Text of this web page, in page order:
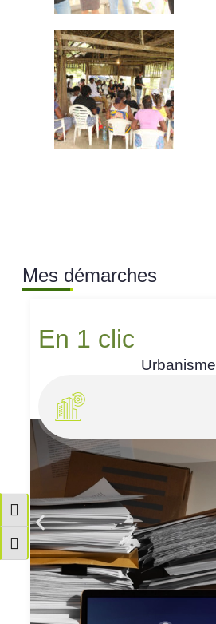
Passer en contraste élevé
Changer la taille de la police
Mes démarches
En 1 clic
Urbanisme